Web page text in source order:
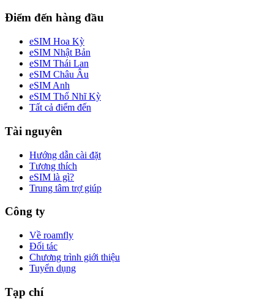
Điểm đến hàng đầu
eSIM Hoa Kỳ
eSIM Nhật Bản
eSIM Thái Lan
eSIM Châu Âu
eSIM Anh
eSIM Thổ Nhĩ Kỳ
Tất cả điểm đến
Tài nguyên
Hướng dẫn cài đặt
Tương thích
eSIM là gì?
Trung tâm trợ giúp
Công ty
Về roamfly
Đối tác
Chương trình giới thiệu
Tuyển dụng
Tạp chí